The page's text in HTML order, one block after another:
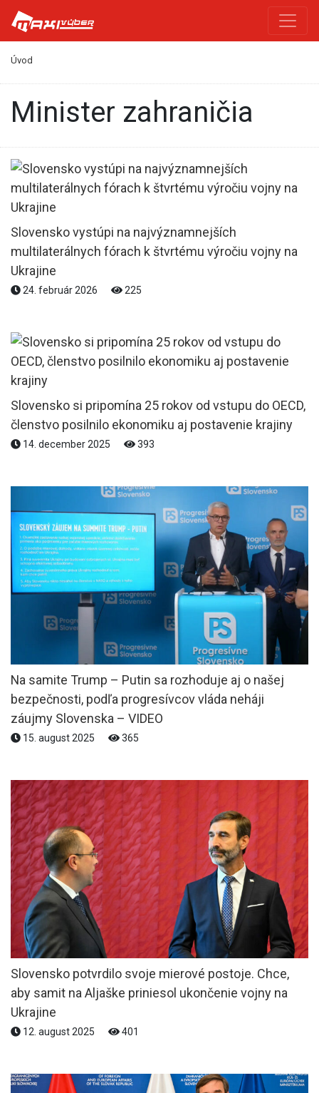
Úvod
minister zahraničia
Slovensko vystúpi na najvýznamnejších
multilaterálnych fórach k štvrtému výročiu vojny na
Ukrajine
24. február 2026 225
Slovensko si pripomína 25 rokov od vstupu do OECD,
členstvo posilnilo ekonomiku aj postavenie krajiny
14. december 2025 393
Na samite Trump – Putin sa rozhoduje aj o našej
bezpečnosti, podľa progresívcov vláda neháji
záujmy Slovenska – VIDEO
15. august 2025 365
Slovensko potvrdilo svoje mierové postoje. Chce,
aby samit na Aljaške priniesol ukončenie vojny na
Ukrajine
12. august 2025 401